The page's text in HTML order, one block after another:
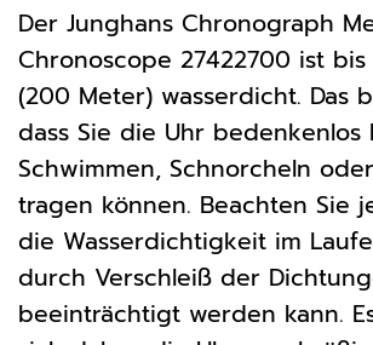
Der Junghans Chronograph
Chronoscope 27422700 ist
(200 Meter) wasserdicht. Das
dass Sie die Uhr bedenkenlos
Schwimmen, Schnorcheln
tragen können. Beachten Sie
die Wasserdichtigkeit im
durch Verschleiß der
beeinträchtigt werden kann.